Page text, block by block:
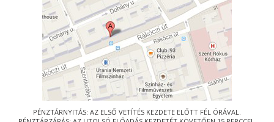
PÉNZTÁRNYITÁS: AZ ELSŐ VETÍTÉS KEZDETE ELŐTT FÉL ÓRÁVAL.